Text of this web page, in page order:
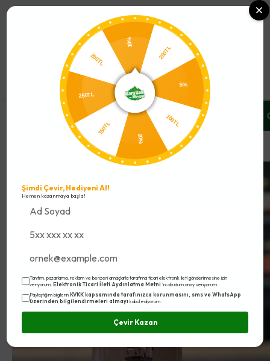
0
%10 İNDİRİMLE YAKALA ÜCRETSİZ SOĞUK ZİNCİR
200TL
100TL
150TL
200TL
Şimdi Çevir, Hediyeni Al!
Hemen kazanmaya başla!
Tanıtım, pazarlama, reklam ve benzeri amaçlarla tarafıma ticari elektronik ileti gönderilmesine izin
veriyorum. Elektronik Ticari İleti Aydınlatma Metni 'ni okudum onay veriyorum.
Paylaştığım bilgilerin KVKK kapsamında tarafınızca korunmasını, sms ve WhatsApp
üzerinden bilgilendirmeleri almayı kabul ediyorum.
Çevir Kazan